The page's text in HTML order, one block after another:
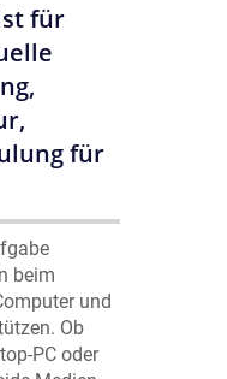
für
für
beim
und
Ob
PC oder